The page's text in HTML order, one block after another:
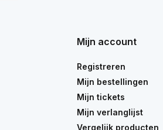
Mijn account
Registreren
Mijn bestellingen
Mijn tickets
Mijn verlanglijst
Vergelijk producten